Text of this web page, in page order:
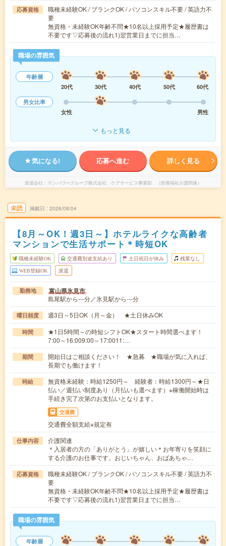
応募資格
職種未経験OK / ブランクOK / パソコンスキル不要 / 英語力不
要
無資格・未経験OK年齢不問★10名以上採用予定★履歴書は
不要です▽応募後の流れ1)翌営業日までに担当…
職場の雰囲気
年齢層
20代
30代 40代 50代
60代
男女比率
女性
男性
もっと見る
気になる! 応募へ進む 詳しく見る
派遣会社 マンパワーグループ株式会社 ケアサービス事業部 （医療福祉介護関連）
未読 掲載日 2026/08/04
【8月～OK！週3日～】ホテルライクな高齢者
マンションで生活サポート＊時短OK
職種未経験OK 交通費別途支給あり 土日祝日が休み 残業なし
WEB登録OK 派遣
勤務地 富山県氷見市
島尾駅から---分／氷見駅から---分
曜日頻度 週3日～5日OK（月～金） ★土日休みOK
時間
★1日5時間～の時短シフトOK★スタート時間選べます！
7:00～16:009:00～17:0011:…
期間
開始日はご相談ください！ ★急募 ★職場が気に入れば、
長期でも働けます！
時給
無資格未経験：時給1250円～ 経験者：時給1300円～★日
払い／週払い制度あり（月払いも選べます）※稼働開始時は
手続き完了次第のお支払いとなります。
交通費
交通費全額支給※規定有
仕事内容
介護関連
＊入居者の方の「ありがとう」が嬉しい＊お年寄りを笑顔に
する介護のお仕事です。おじいちゃん、おばあちゃ…
応募資格
職種未経験OK / ブランクOK / パソコンスキル不要 / 英語力不
要
無資格・未経験OK年齢不問★10名以上採用予定★履歴書は
不要です▽応募後の流れ1)翌営業日までに担当…
職場の雰囲気
年齢層